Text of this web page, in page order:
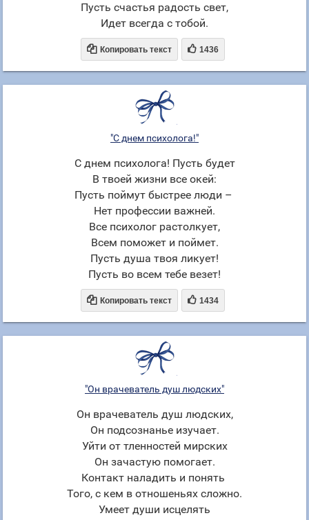
Пусть счастья радость свет,
Идет всегда с тобой.
 Копировать текст  1436
"С днем психолога!"
С днем психолога! Пусть будет
В твоей жизни все окей:
Пусть поймут быстрее люди –
Нет профессии важней.
Все психолог растолкует,
Всем поможет и поймет.
Пусть душа твоя ликует!
Пусть во всем тебе везет!
 Копировать текст  1434
"Он врачеватель душ людских"
Он врачеватель душ людских,
Он подсознанье изучает.
Уйти от тленностей мирских
Он зачастую помогает.
Контакт наладить и понять
Того, с кем в отношеньях сложно.
Умеет души исцелять